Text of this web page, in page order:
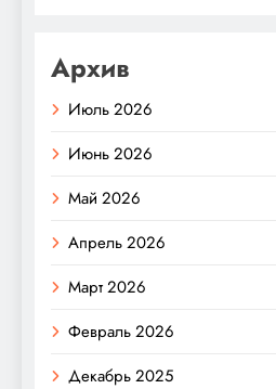
Архив
Июль 2026
Июнь 2026
Май 2026
Апрель 2026
Март 2026
Февраль 2026
Декабрь 2025